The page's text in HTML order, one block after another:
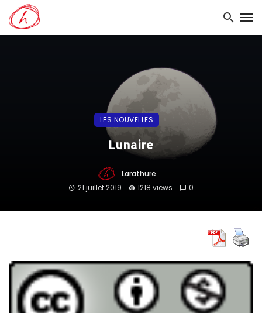
LES NOUVELLES
Lunaire
Larathure
21 juillet 2019
1218 views 0